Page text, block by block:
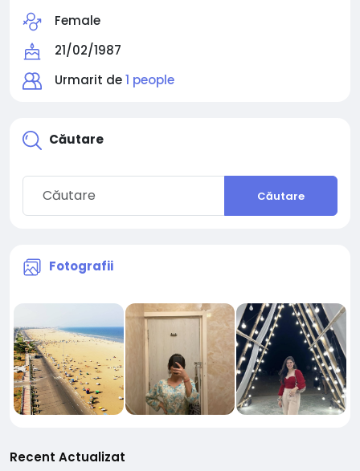
Female
21/02/1987
Urmarit de1 people
Căutare
Căutare
Fotografii
Recent Actualizat